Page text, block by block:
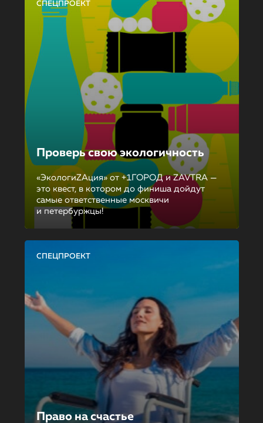
СПЕЦПРОЕКТ
Проверь свою экологичность
«ЭкологиZAция» от +1ГОРОД и ZAVTRA —
это квест, в котором до финиша дойдут
самые ответственные москвичи
и петербуржцы!
СПЕЦПРОЕКТ
Право на счастье